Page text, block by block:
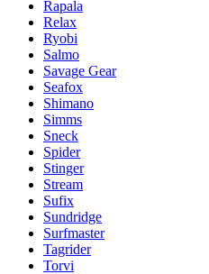
Rapala
Relax
Ryobi
Salmo
Savage Gear
Seafox
Shimano
Simms
Sneck
Spider
Stinger
Stream
Sufix
Sundridge
Surfmaster
Tagrider
Torvi